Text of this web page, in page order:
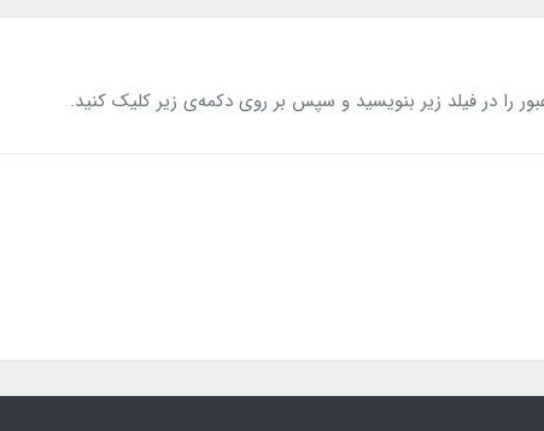
در فیلد زیر بنویسید و سپس بر روی دکمه‌ی زیر کلیک کنید.